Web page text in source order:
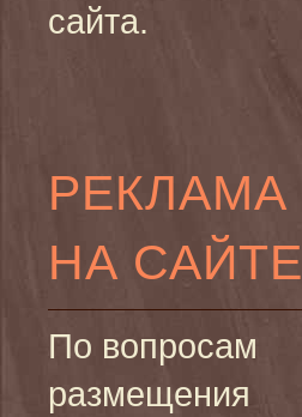
сайта.
РЕКЛАМА
НА САЙТЕ
По вопросам
размещения